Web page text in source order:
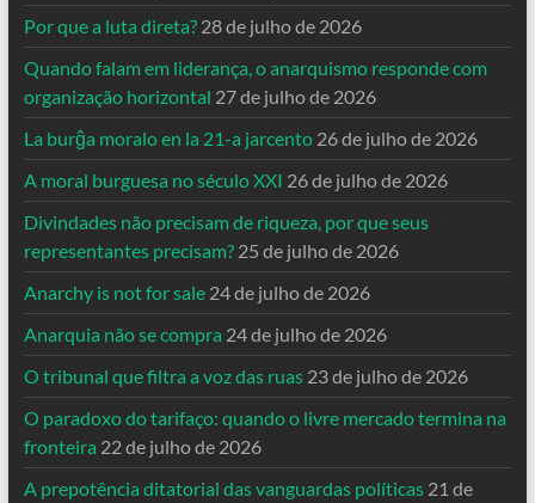
Por que a luta direta? 28 de julho de 2026
Quando falam em liderança, o anarquismo responde com
organização horizontal 27 de julho de 2026
La burĝa moralo en la 21-a jarcento 26 de julho de 2026
A moral burguesa no século XXI 26 de julho de 2026
Divindades não precisam de riqueza, por que seus
representantes precisam? 25 de julho de 2026
Anarchy is not for sale 24 de julho de 2026
Anarquia não se compra 24 de julho de 2026
O tribunal que filtra a voz das ruas 23 de julho de 2026
O paradoxo do tarifaço: quando o livre mercado termina na
fronteira 22 de julho de 2026
A prepotência ditatorial das vanguardas políticas 21 de